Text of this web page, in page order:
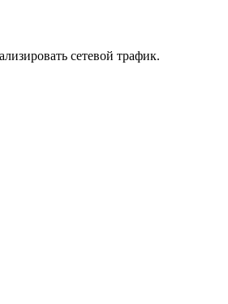
сетевой трафик.